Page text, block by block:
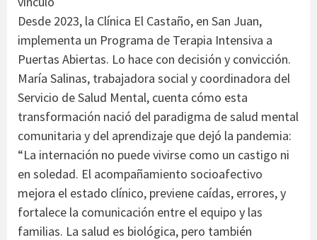
Desde 2023, la Clínica El Castaño, en San Juan,
implementa un Programa de Terapia Intensiva a
Puertas Abiertas. Lo hace con decisión y convicción.
María Salinas, trabajadora social y coordinadora del
Servicio de Salud Mental, cuenta cómo esta
transformación nació del paradigma de salud mental
comunitaria y del aprendizaje que dejó la pandemia:
“La internación no puede vivirse como un castigo ni
en soledad. El acompañamiento socioafectivo
mejora el estado clínico, previene caídas, errores, y
fortalece la comunicación entre el equipo y las
familias. La salud es biológica, pero también